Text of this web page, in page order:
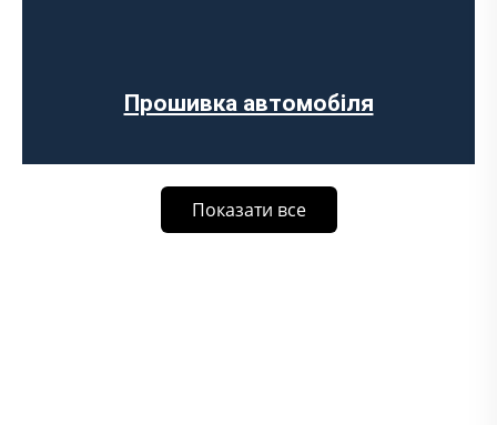
Прошивка автомобіля
Показати все